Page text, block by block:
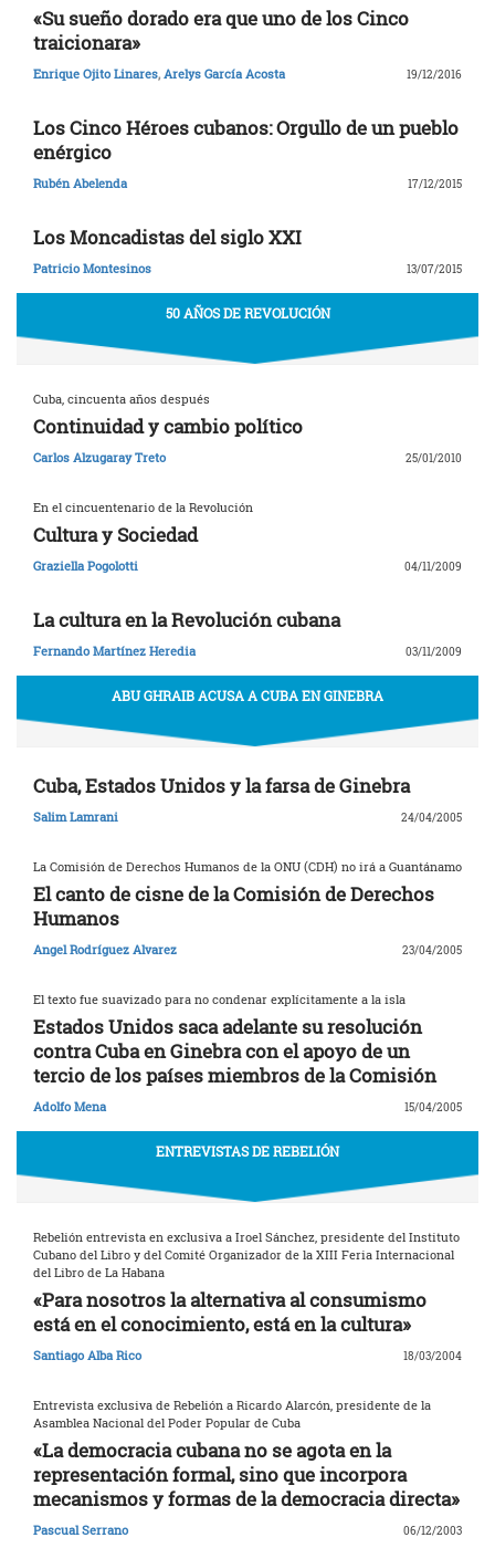
«Su sueño dorado era que uno de los Cinco
traicionara»
Enrique Ojito Linares, Arelys García Acosta 19/12/2016
Los Cinco Héroes cubanos: Orgullo de un pueblo
enérgico
Rubén Abelenda 17/12/2015
Los Moncadistas del siglo XXI
Patricio Montesinos 13/07/2015
50 AÑOS DE REVOLUCIÓN
Cuba, cincuenta años después
Continuidad y cambio político
Carlos Alzugaray Treto 25/01/2010
En el cincuentenario de la Revolución
Cultura y Sociedad
Graziella Pogolotti 04/11/2009
La cultura en la Revolución cubana
Fernando Martínez Heredia 03/11/2009
ABU GHRAIB ACUSA A CUBA EN GINEBRA
Cuba, Estados Unidos y la farsa de Ginebra
Salim Lamrani 24/04/2005
La Comisión de Derechos Humanos de la ONU (CDH) no irá a Guantánamo
El canto de cisne de la Comisión de Derechos
Humanos
Angel Rodríguez Alvarez 23/04/2005
El texto fue suavizado para no condenar explícitamente a la isla
Estados Unidos saca adelante su resolución
contra Cuba en Ginebra con el apoyo de un
tercio de los países miembros de la Comisión
Adolfo Mena 15/04/2005
ENTREVISTAS DE REBELIÓN
Rebelión entrevista en exclusiva a Iroel Sánchez, presidente del Instituto
Cubano del Libro y del Comité Organizador de la XIII Feria Internacional
del Libro de La Habana
«Para nosotros la alternativa al consumismo
está en el conocimiento, está en la cultura»
Santiago Alba Rico 18/03/2004
Entrevista exclusiva de Rebelión a Ricardo Alarcón, presidente de la
Asamblea Nacional del Poder Popular de Cuba
«La democracia cubana no se agota en la
representación formal, sino que incorpora
mecanismos y formas de la democracia directa»
Pascual Serrano 06/12/2003